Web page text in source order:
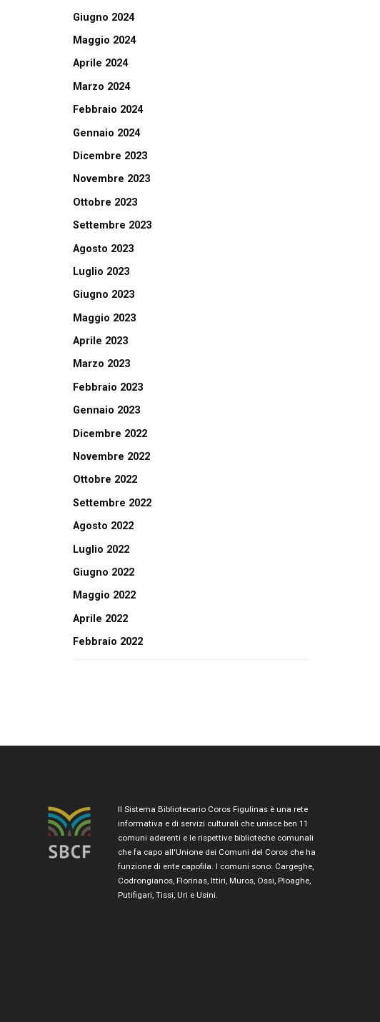
Giugno 2024
Maggio 2024
Aprile 2024
Marzo 2024
Febbraio 2024
Gennaio 2024
Dicembre 2023
Novembre 2023
Ottobre 2023
Settembre 2023
Agosto 2023
Luglio 2023
Giugno 2023
Maggio 2023
Aprile 2023
Marzo 2023
Febbraio 2023
Gennaio 2023
Dicembre 2022
Novembre 2022
Ottobre 2022
Settembre 2022
Agosto 2022
Luglio 2022
Giugno 2022
Maggio 2022
Aprile 2022
Febbraio 2022
Il Sistema Bibliotecario Coros Figulinas è una rete
informativa e di servizi culturali che unisce ben 11
comuni aderenti e le rispettive biblioteche comunali
che fa capo all'Unione dei Comuni del Coros che ha
funzione di ente capofila. I comuni sono: Cargeghe,
Codrongianos, Florinas, Ittiri, Muros, Ossi, Ploaghe,
Putifigari, Tissi, Uri e Usini.